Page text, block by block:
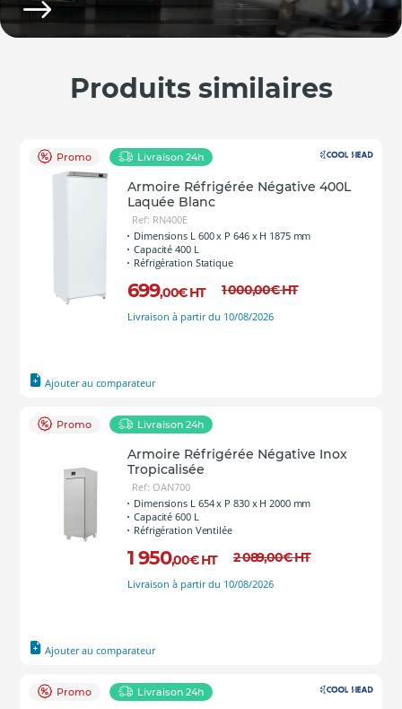
Produits similaires
Promo Livraison 24h
Armoire Réfrigérée Négative 400L
Laquée Blanc
Ref: RN400E
Dimensions L 600 x P 646 x H 1875 mm
Capacité 400 L
Réfrigération Statique
699,00€ HT 1 000,00€HT
Livraison à partir du 10/08/2026
Ajouter au comparateur
Promo Livraison 24h
Armoire Réfrigérée Négative Inox
Tropicalisée
Ref: OAN700
Dimensions L 654 x P 830 x H 2000 mm
Capacité 600 L
Réfrigération Ventilée
1 950,00€ HT 2 089,00€HT
Livraison à partir du 10/08/2026
Ajouter au comparateur
Promo Livraison 24h